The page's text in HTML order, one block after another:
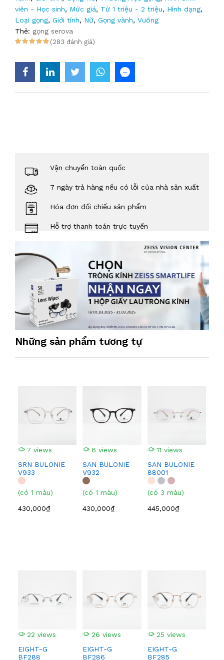
viên - Học sinh, Mức giá, Từ 1 triệu - 2 triệu, Hình dạng,
Loại gọng, Giới tính, Nữ, Gọng vành, Vuông
Thẻ: gọng serova
(283 đánh giá)
Vận chuyển toàn quốc
7 ngày trả hàng nếu có lỗi của nhà sản xuất
Hóa đơn đối chiếu sản phẩm
Hỗ trợ thanh toán trực tuyến
Những sản phẩm tương tự
7 views
SRN BULONIE
V933
(có 1 màu)
430,000₫
6 views
SAN BULONIE
V932
(có 1 màu)
430,000₫
11 views
SAN BULONIE
88001
(có 3 màu)
445,000₫
22 views
EIGHT-G
BF288
26 views
EIGHT-G
BF286
25 views
EIGHT-G
BF285